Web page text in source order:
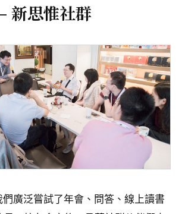
新思惟社群
廣泛嘗試了年會、問答、線上讀書